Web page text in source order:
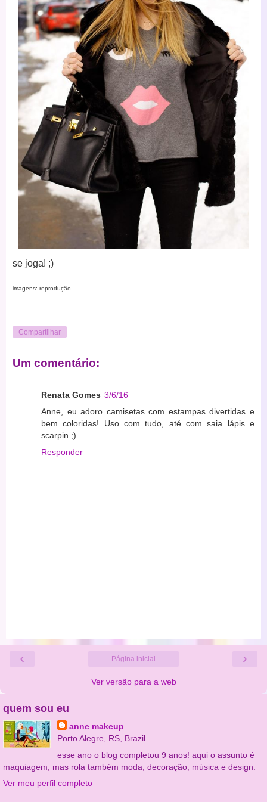
se joga! ;)
imagens: reprodução
Compartilhar
Um comentário:
Renata Gomes 3/6/16
Anne, eu adoro camisetas com estampas divertidas e
bem coloridas! Uso com tudo, até com saia lápis e
scarpin ;)
Responder
‹ ›
Página inicial
Ver versão para a web
quem sou eu
anne makeup
Porto Alegre, RS, Brazil
esse ano o blog completou 9 anos! aqui o assunto é
maquiagem, mas rola também moda, decoração, música e design.
Ver meu perfil completo